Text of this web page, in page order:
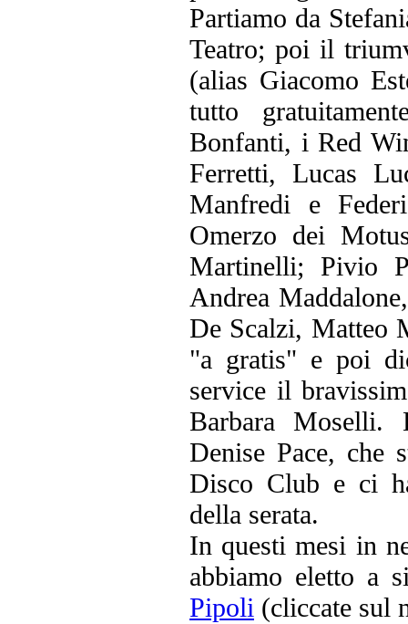
Partiamo da
Teatro; poi il
(alias Giacomo
tutto
Bonfanti, i Red
Ferretti, Lucas
Manfredi e
Omerzo dei
Martinelli; Pivio
Andrea
De Scalzi, Matteo
"a gratis" e poi
service il
Barbara Moselli.
Denise Pace, che
Disco Club e ci
della serata.
In questi mesi in
abbiamo eletto a
Pipoli (cliccate sul